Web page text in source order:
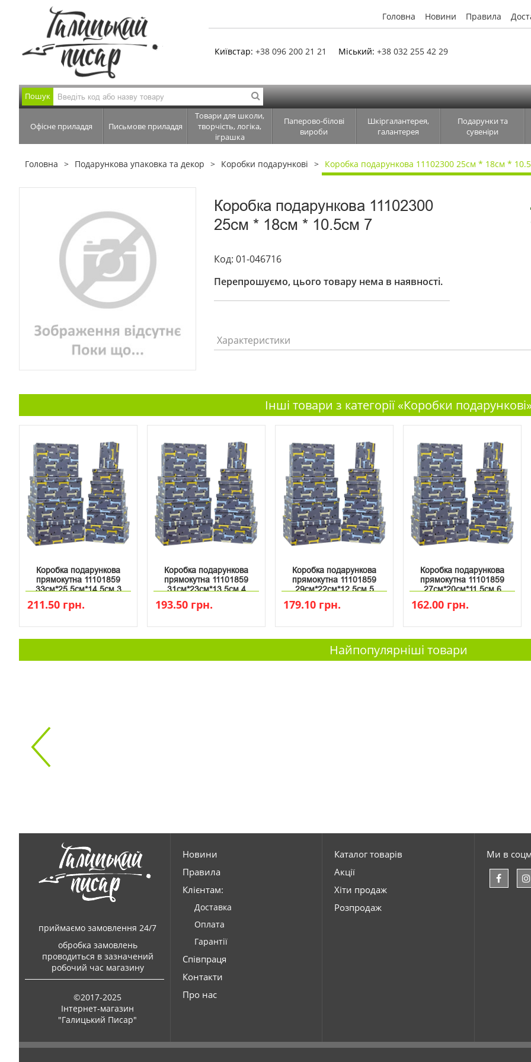
Головна Новини Правила
Київстар: +38 096 200 21 21 Міський: +38 032 255 42 29
Пошук
Офісне приладдя Письмове приладдя
Товари для школи,
творчість, логіка,
іграшка
Паперово-білові
вироби
Шкіргалантерея,
галантерея
Подарунки та
сувеніри
Головна Подарункова упаковка та декор Коробки подарункові Коробка подарункова 11102300 25см * 18см *
Коробка подарункова 11102300
25см * 18см * 10.5см 7
Код: 01-046716
Перепрошуємо, цього товару нема в наявності.
Характеристики
Інші товари з категорії «Коробки
Коробка подарункова
прямокутна 11101859
33см*25.5см*14.5см 3
211.50 грн.
Коробка подарункова
прямокутна 11101859
31см*23см*13.5см 4
193.50 грн.
Коробка подарункова
прямокутна 11101859
29см*22см*12.5см 5
179.10 грн.
Коробка подарункова
прямокутна 11101859
27см*20см*11.5см 6
162.00 грн.
Найпопулярніші товари
приймаємо замовлення 24/7
обробка замовлень
проводиться в зазначений
робочий час магазину
©2017-2025
Інтернет-магазин
"Галицький Писар"
Новини
Правила
Клієнтам:
Доставка
Оплата
Гарантії
Співпраця
Контакти
Про нас
Каталог товарів
Акції
Хіти продаж
Розпродаж
Ми в